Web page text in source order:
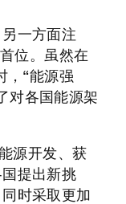
一方面注
位。虽然在
，“能源强
对各国能源架
源开发、获
提出新挑
时采取更加